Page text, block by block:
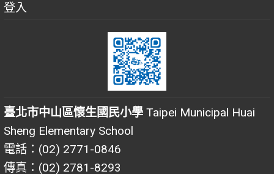
登入
臺北市中山區懷生國民小學 Taipei Municipal Huai
Sheng Elementary School
電話：(02) 2771-0846
傳真：(02) 2781-8293